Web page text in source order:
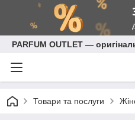
PARFUM OUTLET —
Товари та послуги